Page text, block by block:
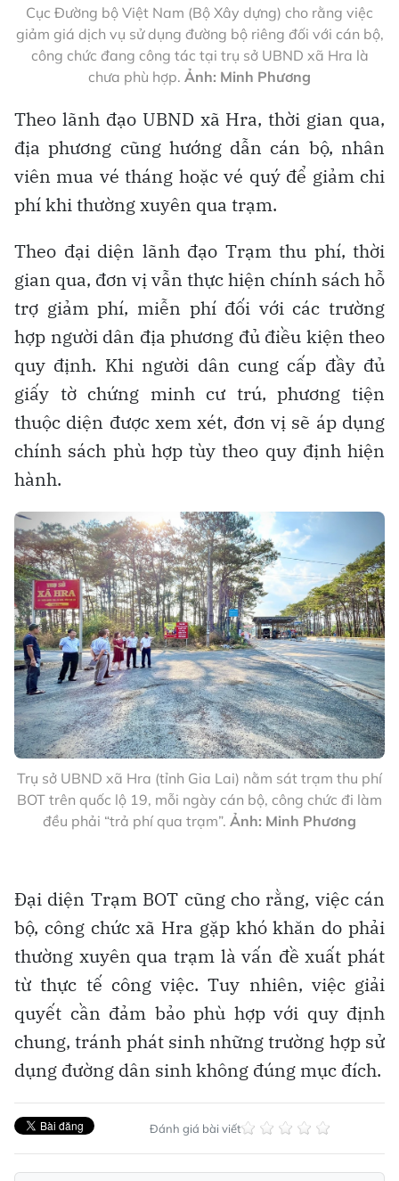
Cục Đường bộ Việt Nam (Bộ Xây dựng) cho rằng việc
giảm giá dịch vụ sử dụng đường bộ riêng đối với cán bộ,
công chức đang công tác tại trụ sở UBND xã Hra là
chưa phù hợp. Ảnh: Minh Phương
Theo lãnh đạo UBND xã Hra, thời gian qua,
địa phương cũng hướng dẫn cán bộ, nhân
viên mua vé tháng hoặc vé quý để giảm chi
phí khi thường xuyên qua trạm.
Theo đại diện lãnh đạo Trạm thu phí, thời
gian qua, đơn vị vẫn thực hiện chính sách hỗ
trợ giảm phí, miễn phí đối với các trường
hợp người dân địa phương đủ điều kiện theo
quy định. Khi người dân cung cấp đầy đủ
giấy tờ chứng minh cư trú, phương tiện
thuộc diện được xem xét, đơn vị sẽ áp dụng
chính sách phù hợp tùy theo quy định hiện
hành.
Trụ sở UBND xã Hra (tỉnh Gia Lai) nằm sát trạm thu phí
BOT trên quốc lộ 19, mỗi ngày cán bộ, công chức đi làm
đều phải “trả phí qua trạm”. Ảnh: Minh Phương
Đại diện Trạm BOT cũng cho rằng, việc cán
bộ, công chức xã Hra gặp khó khăn do phải
thường xuyên qua trạm là vấn đề xuất phát
từ thực tế công việc. Tuy nhiên, việc giải
quyết cần đảm bảo phù hợp với quy định
chung, tránh phát sinh những trường hợp sử
dụng đường dân sinh không đúng mục đích.
Đánh giá bài viết